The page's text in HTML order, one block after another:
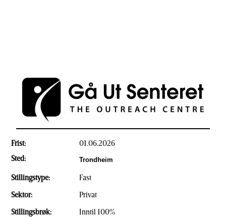
Frist:
01.06.2026
Sted:
Trondheim
Stillingstype:
Fast
Sektor:
Privat
Stillingsbrøk:
Inntil 100%